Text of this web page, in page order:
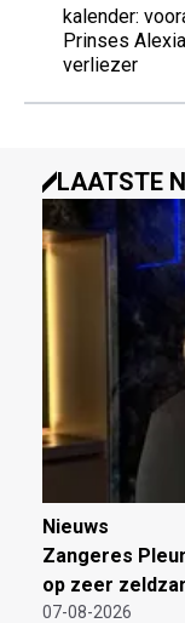
kalender:
Prinses
verliezer
LAATSTE
Nieuws
Zangeres
op zeer
07-08-2026